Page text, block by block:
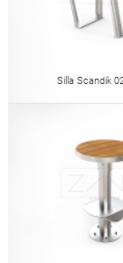
Silla Scandik